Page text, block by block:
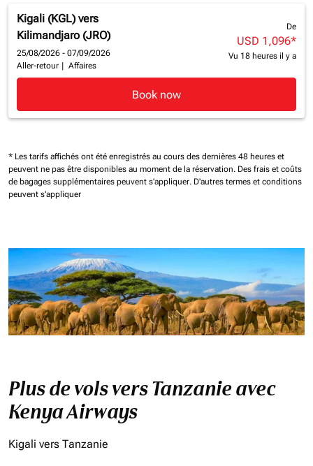
Kigali (KGL) vers
Kilimandjaro (JRO)
25/08/2026 - 07/09/2026
Aller-retour
Affaires
De
USD 1,096*
Vu 18 heures il y a
Book now
* Les tarifs affichés ont été enregistrés au cours des dernières 48 heures et
peuvent ne pas être disponibles au moment de la réservation. Des frais et coûts
de bagages supplémentaires peuvent s'appliquer. D'autres termes et conditions
peuvent s'appliquer
Plus de vols vers Tanzanie avec
Kenya Airways
Kigali vers Tanzanie